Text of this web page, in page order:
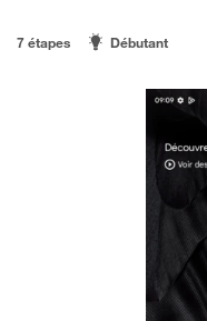
7 étapes Débutant